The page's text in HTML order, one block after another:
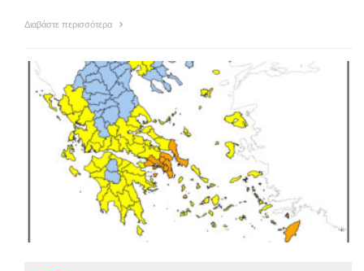
Διαβάστε περισσότερα